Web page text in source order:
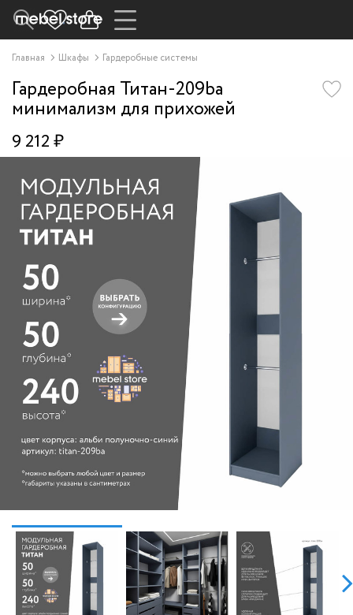
Главная Шкафы Гардеробные системы
Гардеробная Титан-209ba
минимализм для прихожей
9 212 ₽